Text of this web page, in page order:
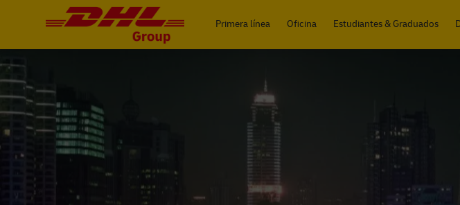
Primera línea
Oficina Estudiantes & Graduados